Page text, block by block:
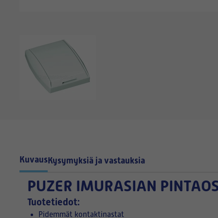
KuvausKysymyksiä ja vastauksia
PUZER IMURASIAN
Tuotetiedot:
Pidemmät kontaktinastat